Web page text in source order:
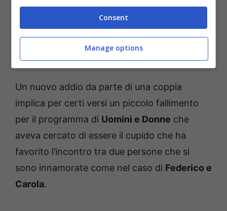
per la coppia è ormai certo l’addio definitivo.
Maria De Filippi senza parole
per l’accaduto
Un nuovo addio da parte di una coppia
implica per certi versi un piccolo fallimento
per il programma di Uomini e Donne che
aveva cercato di essere il cupido che ha
favorito l’incontro tra due persone che si
sono innamorate come nel caso di Federico e
Carola.
Consent
Manage options